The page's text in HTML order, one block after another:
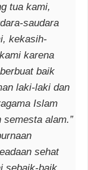
tua kami,
saudara
kekasih-
karena
baik
laki-laki dan
Islam
semesta alam.”
sehat